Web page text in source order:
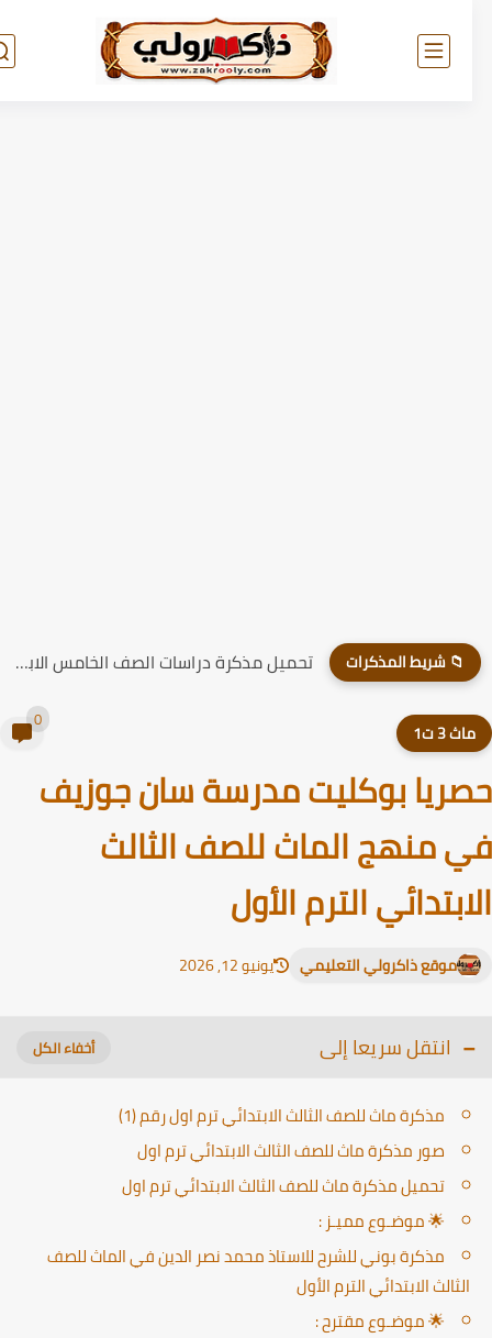
📁 شريط المذكرات تحميل مذكرة دراسات الصف الخامس الابتدائي الترم الاول 2026
3 ت1
بوكليت مدرسة سان جوزيف
منهج الماث للصف الثالث
الترم الأول
موقع ذاكرولي التعليمي يونيو 12, 2026
انتقل سريعا إلى
مذكرة ماث للصف الثالث الابتدائي ترم اول رقم (1)
صور مذكرة ماث للصف الثالث الابتدائي ترم اول
تحميل مذكرة ماث للصف الثالث الابتدائي ترم اول
🌟 موضـوع مميـز :
مذكرة بوني للشرح للاستاذ محمد نصر الدين في الماث للصف
الثالث الابتدائي الترم الأول
🌟 موضـوع مقترح :